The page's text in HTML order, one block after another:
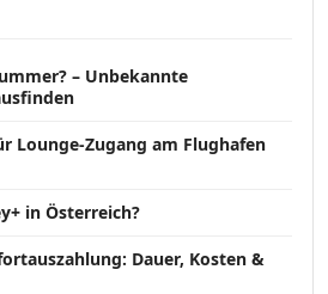
– Unbekannte
Lounge-Zugang am Flughafen
in Österreich?
Dauer, Kosten &